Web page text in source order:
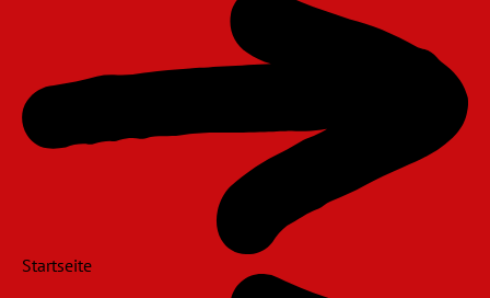
Startseite